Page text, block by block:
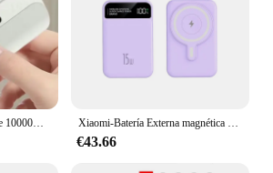
€43.66